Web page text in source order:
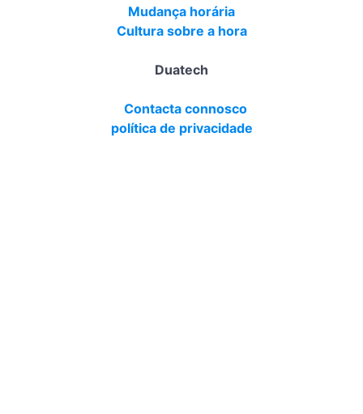
Mudança horária
Cultura sobre a hora
Duatech
Contacta connosco
política de privacidade